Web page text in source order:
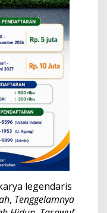
legendaris
, Tenggelamnya